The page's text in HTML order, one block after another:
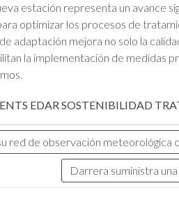
estación representa un avance
optimizar los procesos de
adaptación mejora no solo la
la implementación de medidas
EDARSOSTENIBILIDAD
red de observación
Darrera suministra